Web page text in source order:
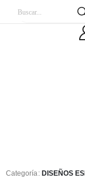
Categoría: DISEÑOS